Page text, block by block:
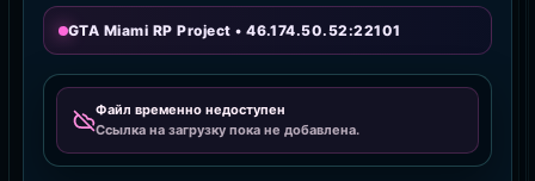
GTA Miami RP Project • 46.174.50.52:22101
Файл временно недоступен
Ссылка на загрузку пока не добавлена.